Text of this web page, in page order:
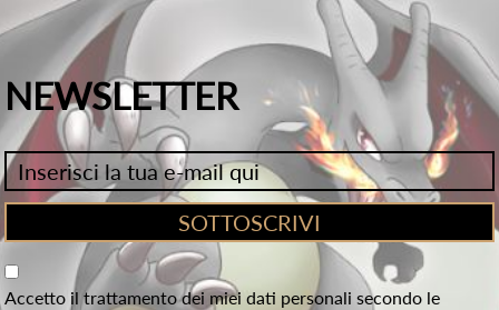
NEWSLETTER
Accetto il trattamento dei miei dati personali secondo le